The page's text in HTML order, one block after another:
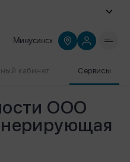
Минусинск
кабинет Сервисы
ООО